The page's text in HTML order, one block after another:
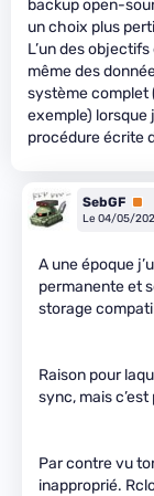
backup open-
un choix plus
L’un des
même des
système complet
exemple) lorsque
procédure écrite
SebGF
Le 04/05/
A une époque
permanente et
storage
Raison pour
sync, mais
Par contre vu
inapproprié.